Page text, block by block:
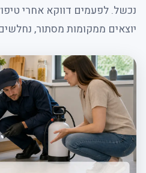
נכשל. לפעמים דווקא אחרי
יוצאים ממקומות מסתור,